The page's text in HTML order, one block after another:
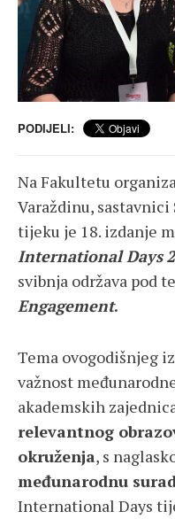
PODIJELI:
Na Fakultetu
Varaždinu, sastavnici
tijeku je 18. izdanje
International Days
svibnja održava pod
Engagement.
Tema ovogodišnjeg
važnost
akademskih
relevantnog
okruženja, s
međunarodnu
International Days